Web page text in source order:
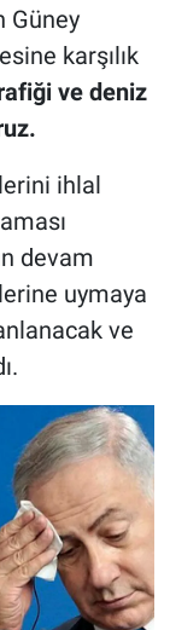
Güney
karşılık
ve deniz
ihlal
devam
uymaya
ve